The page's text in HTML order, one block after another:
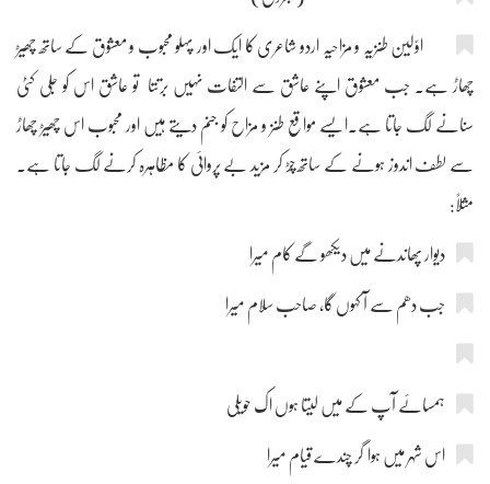
اوّلین طنزیہ و مزاحیہ اردو شاعری کا ایک اور پہلو محبوب و معشوق کے ساتھ چھیڑ
چھاڑ ہے۔ جب معشوق اپنے عاشق سے التفات نہیں برتتا تو عاشق اس کو جلی کٹی
سنانے لگ جاتا ہے۔ایسے مواقع طنز و مزاح کو جنم دیتے ہیں اور محبوب اس چھیڑ چھاڑ
سے لطف اندوز ہونے کے ساتھ چڑ کر مزید بے پروائی کا مظاہرہ کرنے لگ جاتا ہے۔
مثلاً:
دیوار پھاندنے میں دیکھو گے کام میرا
جب دھم سے آ کہوں گا، صاحب سلام میرا
ہمسائے آپ کے میں لیتا ہوں اک حویلی
اس شہر میں ہوا گر چندے قیام میرا